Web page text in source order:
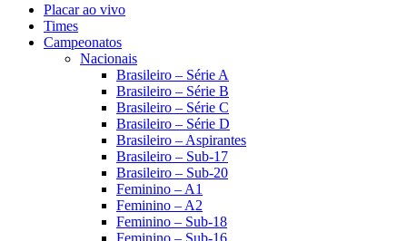
Placar ao vivo
Times
Campeonatos
Nacionais
Brasileiro – Série A
Brasileiro – Série B
Brasileiro – Série C
Brasileiro – Série D
Brasileiro – Aspirantes
Brasileiro – Sub-17
Brasileiro – Sub-20
Feminino – A1
Feminino – A2
Feminino – Sub-18
Feminino – Sub-16